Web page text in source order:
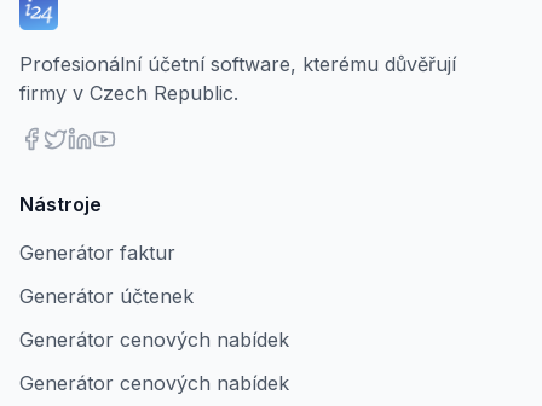
Profesionální účetní software, kterému důvěřují
firmy v Czech Republic.
Nástroje
Generátor faktur
Generátor účtenek
Generátor cenových nabídek
Generátor cenových nabídek